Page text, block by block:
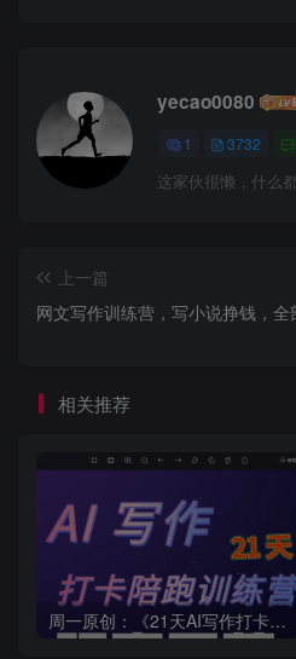
yecao0080
1 3732
这家伙很懒，什么
上一篇
网文写作训练营，写小说挣钱，
相关推荐
周一原创：《21天AI写作打卡陪跑训练营》全部内容讲解！（网站会员免费学习…）